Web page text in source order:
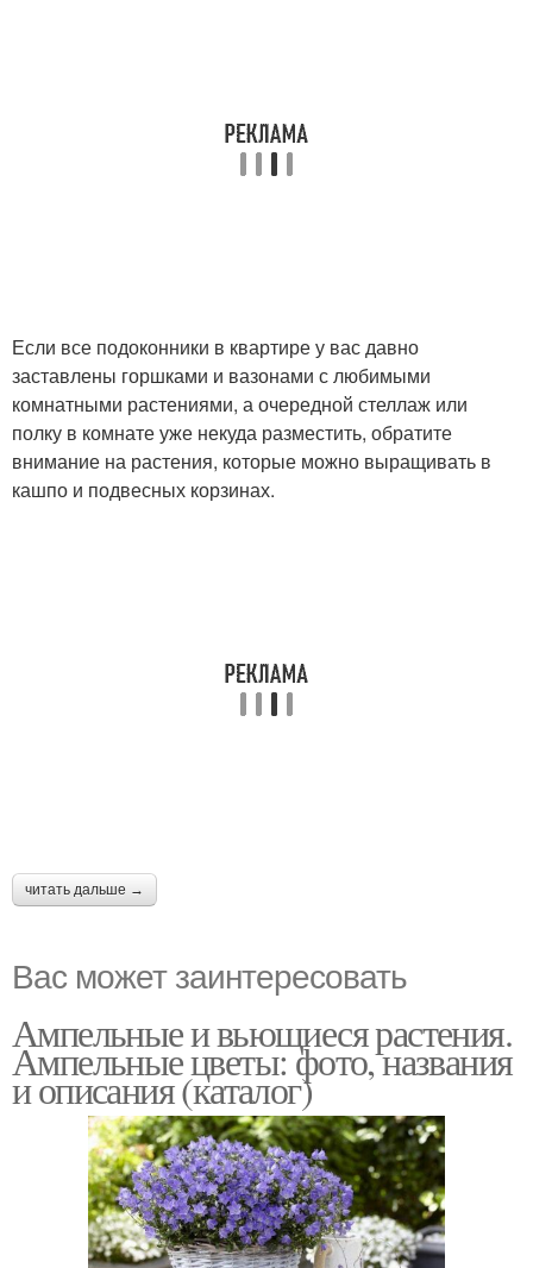
Если все подоконники в квартире у вас давно
заставлены горшками и вазонами с любимыми
комнатными растениями, а очередной стеллаж или
полку в комнате уже некуда разместить, обратите
внимание на растения, которые можно выращивать в
кашпо и подвесных корзинах.
читать дальше →
Вас может заинтересовать
Ампельные и вьющиеся растения.
Ампельные цветы: фото, названия
и описания (каталог)